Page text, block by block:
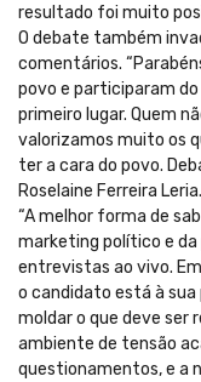
resultado foi muito
O debate também
comentários.
povo e participaram
primeiro lugar. Quem
valorizamos muito os
ter a cara do povo.
Roselaine Ferreira Leria.
“A melhor forma de
marketing político e da
entrevistas ao vivo.
o candidato está à sua
moldar o que deve ser
ambiente de tensão
questionamentos, e a